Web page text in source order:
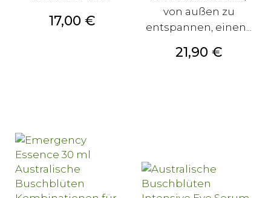
Preis
17,00 €
von außen zu
entspannen, einen...
Preis
21,90 €